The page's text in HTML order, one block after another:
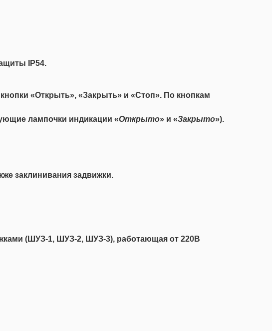
IP54.
«Открыть», «Закрыть» и «Стоп». По кнопкам
лампочки индикации «Открыто» и «Закрыто»).
заклинивания задвижки.
(ШУЗ-1, ШУЗ-2, ШУЗ-3), работающая от 220В